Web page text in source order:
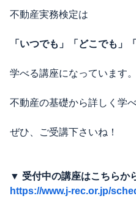
不動産実務検定は
「いつでも」「どこでも」
学べる講座になっています。
不動産の基礎から詳しく学べ
ぜひ、ご受講下さいね！
▼ 受付中の講座はこちらか
https://www.j-rec.or.jp/